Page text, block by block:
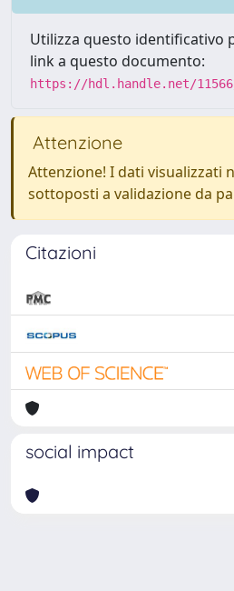
Utilizza questo identificativo
link a questo documento:
https://hdl.handle.net/
Attenzione
Attenzione! I dati visualizzati
sottoposti a validazione da
Citazioni
social impact